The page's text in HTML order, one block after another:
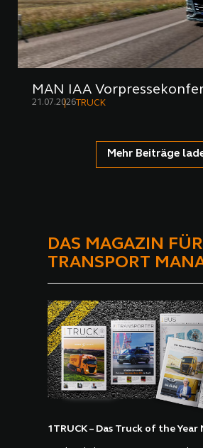
MAN IAA
21.07.2026 TRUCK
Mehr Beiträge
DAS MAGAZIN FÜR
TRANSPORT
1TRUCK – Das Truck of the Year